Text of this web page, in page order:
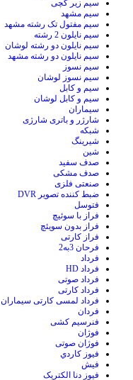
سیم زیر گچی
سیم مشهد
سیم مفتول تک رشته مشهد
سیم نایلون 2 رشته
سیم نایلون دو رشته لوشان
سیم نایلون دو رشته مشهد
سیم نسوز
سیم نسوز لوشان
سیم و کابل
سیم و کابل لوشان
سیماران
شارژر و باتری شارژی
شبکه
شیرینگ
شین
صدف سفید
صدف مشکی
صنعتی فلزی
ضبط کننده تصویر DVR
فتوسل
فراز با سوئیچ
فراز بدون سویئچ
فراز کارتی
فرحان 3به2
فرداد
فرداد HD
فرداد صوتی
فرداد کارتی
فرداد لمسی کارتی سیماران
فردان
فنرسیم کشی
فوژان
فوژان صوتی
فيوز کاردي
فیش
فیوز دنا الکتریک